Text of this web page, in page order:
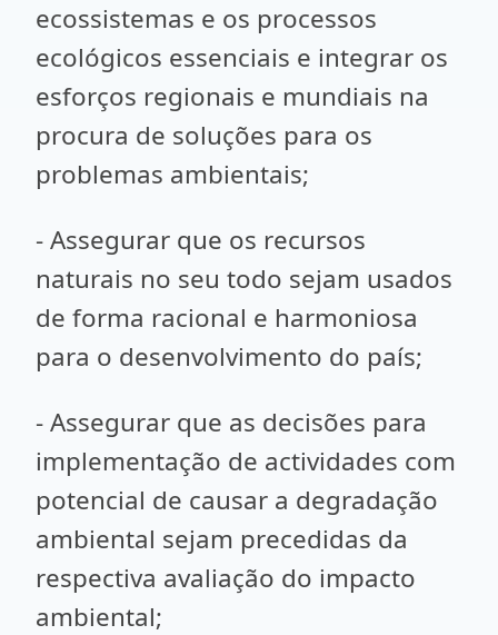
ecossistemas e os processos
ecológicos essenciais e integrar os
esforços regionais e mundiais na
procura de soluções para os
problemas ambientais;
- Assegurar que os recursos
naturais no seu todo sejam usados
de forma racional e harmoniosa
para o desenvolvimento do país;
- Assegurar que as decisões para
implementação de actividades com
potencial de causar a degradação
ambiental sejam precedidas da
respectiva avaliação do impacto
ambiental;